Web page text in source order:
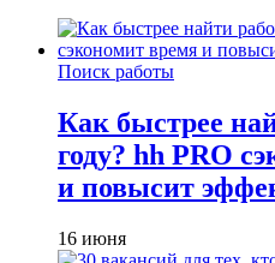
Поиск работы
Как быстрее
году? hh PRO
и повысит
16 июня